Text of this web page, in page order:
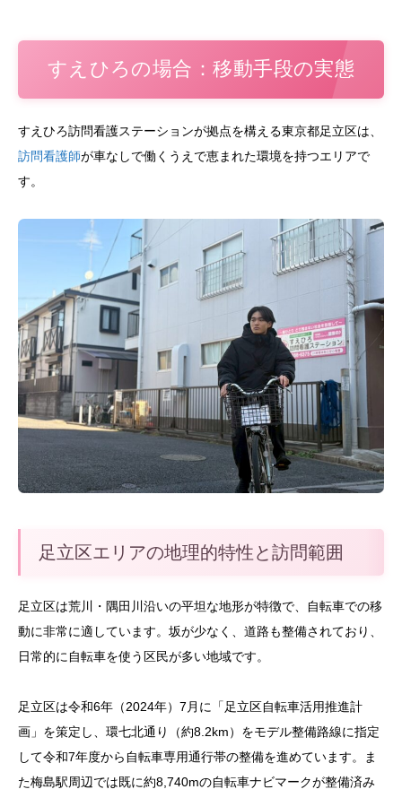
すえひろの場合：移動手段の実態
すえひろ訪問看護ステーションが拠点を構える東京都足立区は、
訪問看護師が車なしで働くうえで恵まれた環境を持つエリアで
す。
足立区エリアの地理的特性と訪問範囲
足立区は荒川・隅田川沿いの平坦な地形が特徴で、自転車での移
動に非常に適しています。坂が少なく、道路も整備されており、
日常的に自転車を使う区民が多い地域です。
足立区は令和6年（2024年）7月に「足立区自転車活用推進計
画」を策定し、環七北通り（約8.2km）をモデル整備路線に指定
して令和7年度から自転車専用通行帯の整備を進めています。ま
た梅島駅周辺では既に約8,740mの自転車ナビマークが整備済み